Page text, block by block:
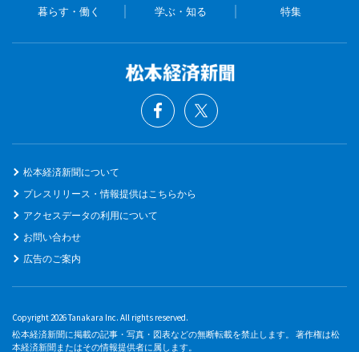
暮らす・働く 学ぶ・知る 特集
松本経済新聞について
プレスリリース・情報提供はこちらから
アクセスデータの利用について
お問い合わせ
広告のご案内
Copyright 2026 Tanakara Inc. All rights reserved.
松本経済新聞に掲載の記事・写真・図表などの無断転載を禁止します。 著作権は松
本経済新聞またはその情報提供者に属します。